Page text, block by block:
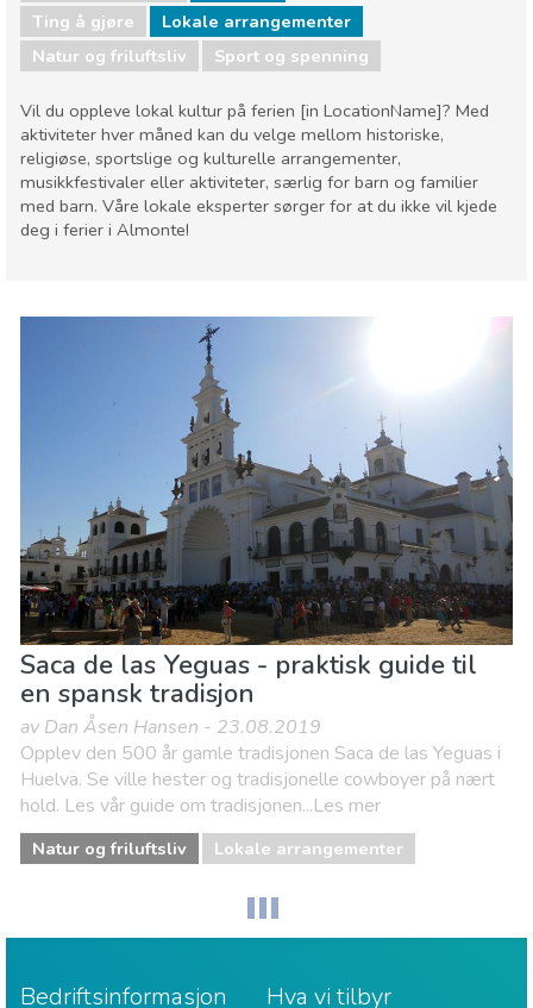
Ting å gjøre
Lokale arrangementer
Natur og friluftsliv
Sport og spenning
Vil du oppleve lokal kultur på ferien [in LocationName]? Med
aktiviteter hver måned kan du velge mellom historiske,
religiøse, sportslige og kulturelle arrangementer,
musikkfestivaler eller aktiviteter, særlig for barn og familier
med barn. Våre lokale eksperter sørger for at du ikke vil kjede
deg i ferier i Almonte!
Lokale arrangementer
Saca de las Yeguas - praktisk guide til
en spansk tradisjon
av Dan Åsen Hansen - 23.08.2019
Opplev den 500 år gamle tradisjonen Saca de las Yeguas i
Huelva. Se ville hester og tradisjonelle cowboyer på nært
hold. Les vår guide om tradisjonen...Les mer
Natur og friluftsliv Lokale arrangementer
Bedriftsinformasjon Hva vi tilbyr